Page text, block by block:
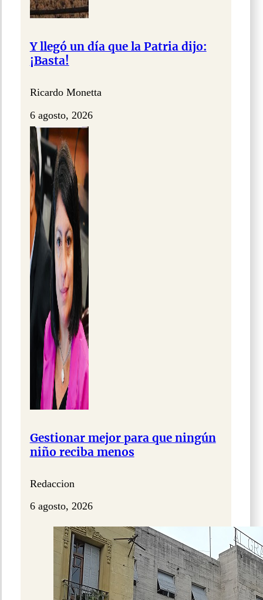
Y llegó un día que la Patria dijo:
¡Basta!
Ricardo Monetta
6 agosto, 2026
Gestionar mejor para que ningún
niño reciba menos
Redaccion
6 agosto, 2026